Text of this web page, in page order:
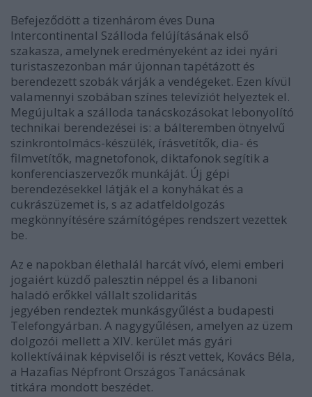
Befejeződött a tizenhárom éves Duna
Intercontinental Szálloda felújításának első
szakasza, amelynek eredményeként az idei nyári
turistaszezonban már újonnan tapétázott és
berendezett szobák várják a vendégeket. Ezen kívül
valamennyi szobában színes televíziót helyeztek el.
Megújultak a szálloda tanácskozásokat lebonyolító
technikai berendezései is: a bálteremben ötnyelvű
szinkrontolmács-készülék, írásvetítők, dia- és
filmvetítők, magnetofonok, diktafonok segítik a
konferenciaszervezők munkáját. Új gépi
berendezésekkel látják el a konyhákat és a
cukrászüzemet is, s az adatfeldolgozás
megkönnyítésére számítógépes rendszert vezettek
be.
Az e napokban élethalál harcát vívó, elemi emberi
jogaiért küzdő palesztin néppel és a libanoni
haladó erőkkel vállalt szolidaritás
jegyében rendeztek munkásgyűlést a budapesti
Telefongyárban. A nagygyűlésen, amelyen az üzem
dolgozói mellett a XIV. kerület más gyári
kollektíváinak képviselői is részt vettek, Kovács Béla,
a Hazafias Népfront Országos Tanácsának
titkára mondott beszédet.